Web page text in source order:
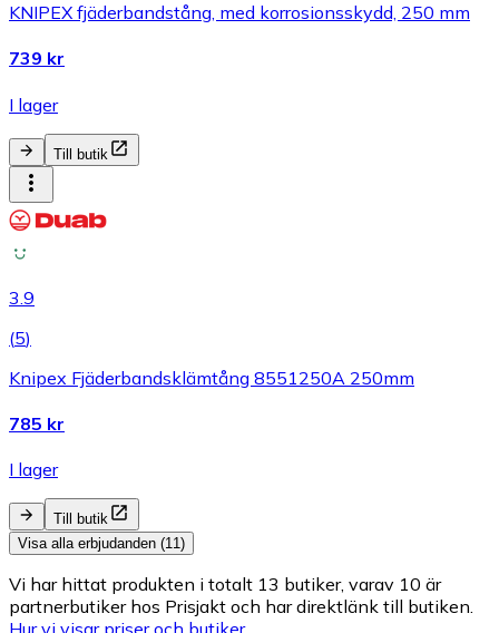
KNIPEX fjäderbandstång, med korrosionsskydd, 250 mm
739 kr
I lager
Till butik
3.9
(5)
Knipex Fjäderbandsklämtång 8551250A 250mm
785 kr
I lager
Till butik
Visa alla erbjudanden (11)
Vi har hittat produkten i totalt 13 butiker, varav 10 är
partnerbutiker hos Prisjakt och har direktlänk till butiken.